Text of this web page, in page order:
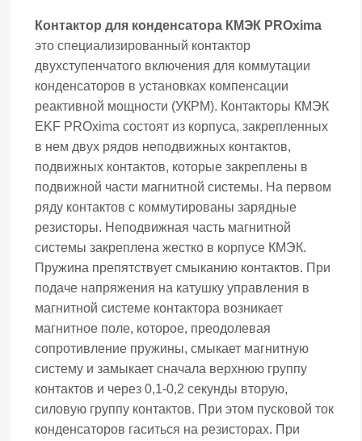
Контактор для конденсатора КМЭК PROxima
это специализированный контактор
двухступенчатого включения для коммутации
конденсаторов в установках компенсации
реактивной мощности (УКРМ). Контакторы КМЭК
EKF PROxima состоят из корпуса, закрепленных
в нем двух рядов неподвижных контактов,
подвижных контактов, которые закреплены в
подвижной части магнитной системы. На первом
ряду контактов с коммутированы зарядные
резисторы. Неподвижная часть магнитной
системы закреплена жестко в корпусе КМЭК.
Пружина препятствует смыканию контактов. При
подаче напряжения на катушку управления в
магнитной системе контактора возникает
магнитное поле, которое, преодолевая
сопротивление пружины, смыкает магнитную
систему и замыкает сначала верхнюю группу
контактов и через 0,1-0,2 секунды вторую,
силовую группу контактов. При этом пусковой ток
конденсаторов гаситься на резисторах. При